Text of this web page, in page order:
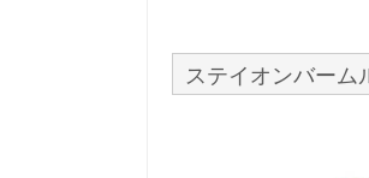
ステイオンバーム